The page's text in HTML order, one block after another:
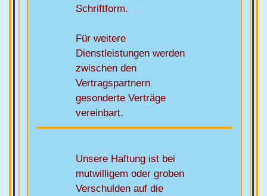
Schriftform.
Für weitere
Dienstleistungen werden
zwischen den
Vertragspartnern
gesonderte Verträge
vereinbart.
Unsere Haftung ist bei
mutwilligem oder groben
Verschulden auf die